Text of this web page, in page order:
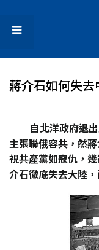
蔣介石如何失
自北洋政府退
主張聯俄容共，然
視共產黨如寇仇，
介石徹底失去大陸